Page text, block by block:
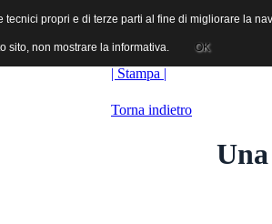
Nazionale Industrie Cinematografiche
| Stampa |
Torna indietro
tecnici propri e di terze parti al fine di migliorare la
sito, non mostrare la informativa. OK
tecnici propri e di terze parti al fine di migliorare la
sito, non mostrare la informativa. OK